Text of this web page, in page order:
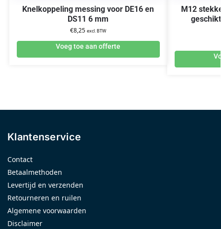
Knelkoppeling messing voor DE16 en
DS11 6 mm
€8,25 excl. BTW
Voeg toe aan offerte
M12
Klantenservice
Contact
Betaalmethoden
Levertijd en verzenden
Retourneren en ruilen
Algemene voorwaarden
Disclaimer